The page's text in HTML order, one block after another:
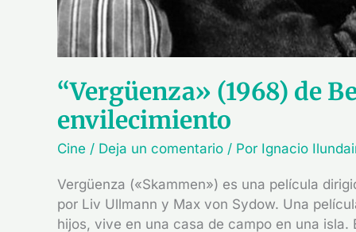
“Vergüenza» (1968) de
envilecimiento
Cine / Deja un comentario / Por Ignacio
Vergüenza («Skammen») es una película
por Liv Ullmann y Max von Sydow. Una
hijos, vive en una casa de campo en una